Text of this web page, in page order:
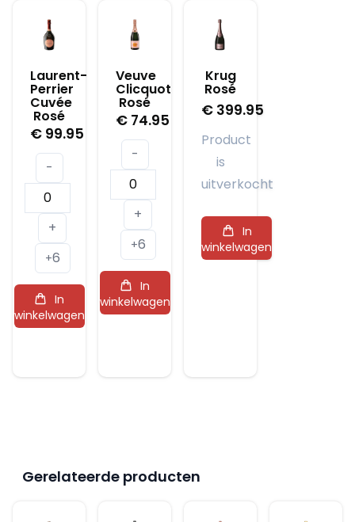
Laurent-
Perrier
Cuvée
Rosé
€ 99.95
-
Laurent-
Perrier
Cuvée
Rosé
aantal
+
+6
In
winkelwagen
Veuve
Clicquot
Rosé
€ 74.95
-
Veuve
Clicquot
Rosé
aantal
+
+6
In
winkelwagen
Krug
Rosé
€ 399.95
Product
is
uitverkocht
In
winkelwagen
Gerelateerde producten